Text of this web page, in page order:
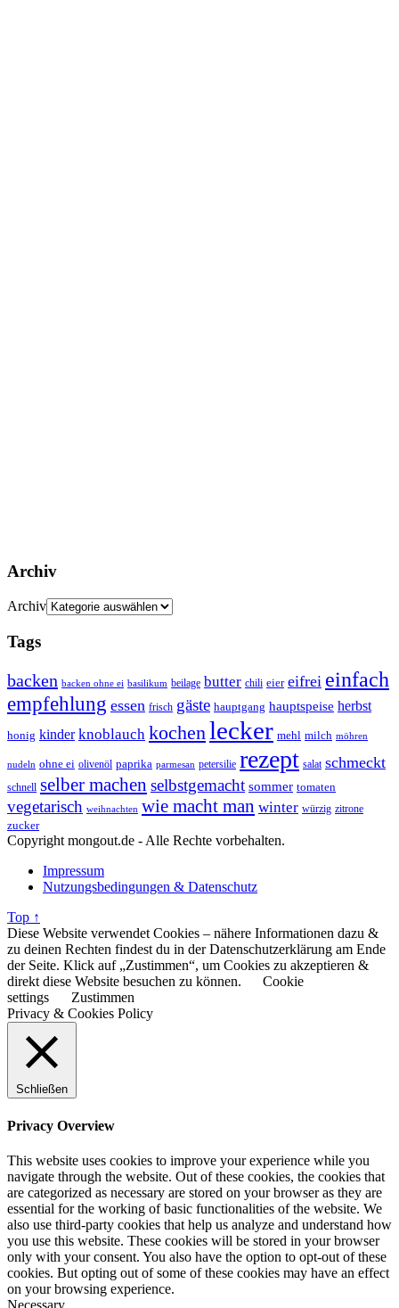
Archiv
Archiv
Tags
backen backen ohne ei basilikum beilage butter chili eier eifrei einfach
empfehlung essen frisch gäste hauptgang hauptspeise herbst
honig kinder knoblauch kochenlecker mehl milch möhren
nudeln ohne ei olivenöl paprika parmesan petersilie rezept salat schmeckt
schnell selber machen selbstgemacht sommer tomaten
vegetarisch weihnachten wie macht man winter würzig zitrone
zucker
Copyright mongout.de - Alle Rechte vorbehalten.
Impressum
Nutzungsbedingungen & Datenschutz
Top ↑
Diese Website verwendet Cookies – nähere Informationen dazu &
zu deinen Rechten findest du in der Datenschutzerklärung am Ende
der Seite. Klick auf „Zustimmen“, um Cookies zu akzeptieren &
direkt diese Website besuchen zu können.
Cookie
settings
Zustimmen
Privacy & Cookies Policy
Schließen
Privacy Overview
This website uses cookies to improve your experience while you
navigate through the website. Out of these cookies, the cookies that
are categorized as necessary are stored on your browser as they are
essential for the working of basic functionalities of the website. We
also use third-party cookies that help us analyze and understand how
you use this website. These cookies will be stored in your browser
only with your consent. You also have the option to opt-out of these
cookies. But opting out of some of these cookies may have an effect
on your browsing experience.
Necessary